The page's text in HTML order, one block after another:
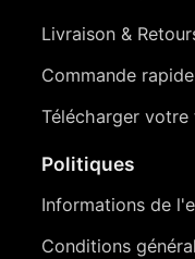
Livraison&
Commande rapide
Télécharger votre
Politiques
Informations de
Conditions